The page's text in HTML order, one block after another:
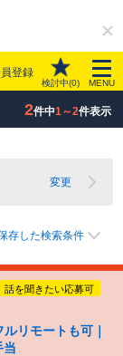
登録
検討中(0) MENU
2件中1～2件表示
変更
存した検索条件
話を聞きたい応募可
リモートも可｜
当